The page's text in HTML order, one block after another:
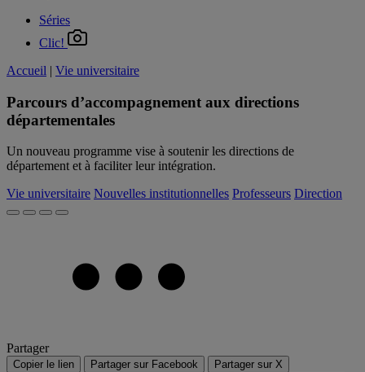
Séries
Clic!
Accueil | Vie universitaire
Parcours d’accompagnement aux directions
départementales
Un nouveau programme vise à soutenir les directions de
département et à faciliter leur intégration.
Vie universitaire Nouvelles institutionnelles Professeurs Direction
Partager
Copier le lien Partager sur Facebook
Partager sur X